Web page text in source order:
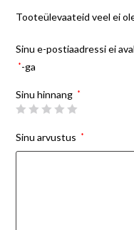
Tooteülevaateid veel ei
Sinu e-postiaadressi ei
*-ga
Sinu hinnang *
Sinu arvustus *